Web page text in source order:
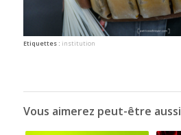
Etiquettes : institution
Vous aimerez peut-être aussi